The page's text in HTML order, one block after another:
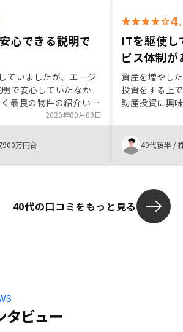
心できる説明で
ていましたが、エージ
で安心していたなか
最良の物件の紹介いた
に至ることができまし
ンにおいて、最低限の
入退去時のサービス内
スクを抑える運営を行
力に感じでいたことも
金利メリットを提供でき
2020年09月09日
900万円台
ITを駆使し
ビス体制が
資産を増やし
投資をする上
動産投資に興
ITを積極的に
の思考と合致
40代後半 /
40代の口コミをもっと見る
タビュー